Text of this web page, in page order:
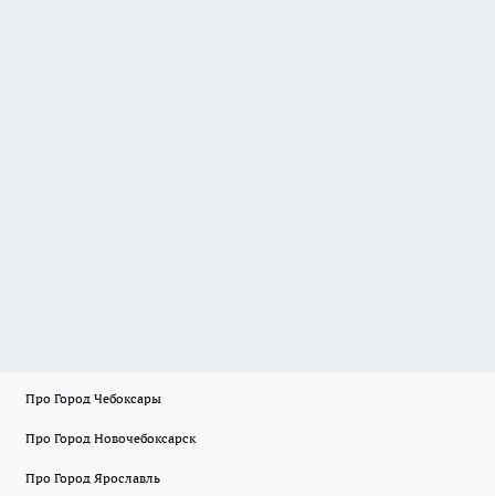
Про Город Чебоксары
Про Город Новочебоксарск
Про Город Ярославль